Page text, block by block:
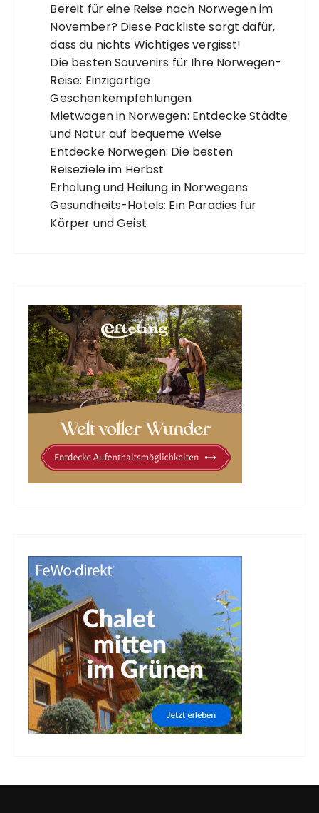
Bereit für eine Reise nach Norwegen im
November? Diese Packliste sorgt dafür,
dass du nichts Wichtiges vergisst!
Die besten Souvenirs für Ihre Norwegen-
Reise: Einzigartige
Geschenkempfehlungen
Mietwagen in Norwegen: Entdecke Städte
und Natur auf bequeme Weise
Entdecke Norwegen: Die besten
Reiseziele im Herbst
Erholung und Heilung in Norwegens
Gesundheits-Hotels: Ein Paradies für
Körper und Geist